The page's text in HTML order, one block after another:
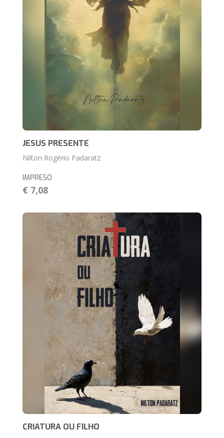
JESUS PRESENTE
Nilton Rogério Padaratz
IMPRESO
€ 7,08
CRIATURA OU FILHO